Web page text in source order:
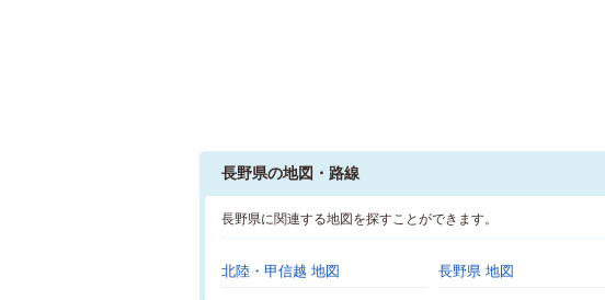
長野県の地図・路線
長野県に関連する地図を探すことができます。
北陸・甲信越 地図 長野県 地図